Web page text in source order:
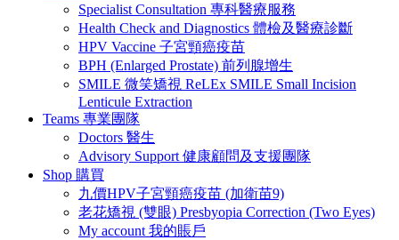
Specialist Consultation 專科醫療服務
Health Check and Diagnostics 體檢及醫療診斷
HPV Vaccine 子宮頸癌疫苗
BPH (Enlarged Prostate) 前列腺增生
SMILE 微笑矯視 ReLEx SMILE Small Incision
Lenticule Extraction
Teams 專業團隊
Doctors 醫生
Advisory Support 健康顧問及支援團隊
Shop 購買
九價HPV子宮頸癌疫苗 (加衛苗9)
老花矯視 (雙眼) Presbyopia Correction (Two Eyes)
My account 我的賬戶